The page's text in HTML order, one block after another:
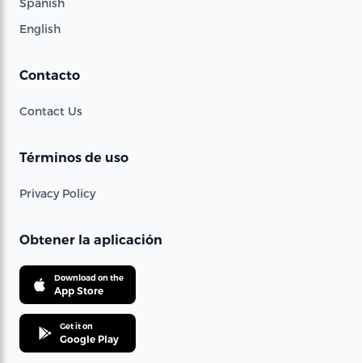
English
Contacto
Contact Us
Términos de uso
Privacy Policy
Obtener la aplicación
Download on the
App Store
Get it on
Google Play